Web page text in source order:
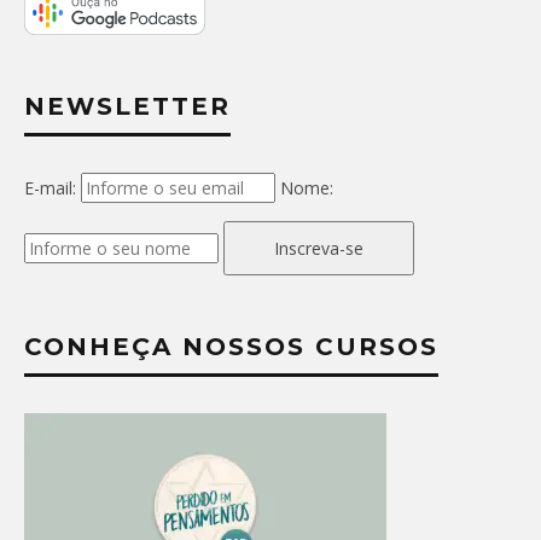
NEWSLETTER
E-mail: Nome:
Inscreva-se
CONHEÇA NOSSOS CURSOS